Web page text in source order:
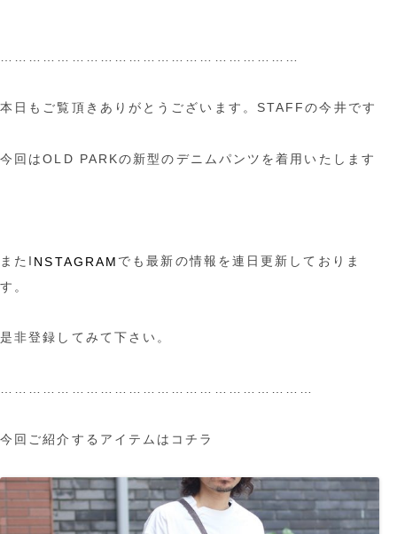
本日もご覧頂きありがとうございます。STAFFの今井です
今回はOLD PARKの新型のデニムパンツを着用いたします
またI NSTAGRAM でも最新の情報を連日更新しておりま
す。
是非登録してみて下さい。
今回ご紹介するアイテムはコチラ